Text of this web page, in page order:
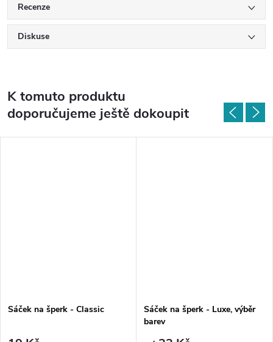
Recenze
Diskuse
K tomuto produktu
doporučujeme ještě dokoupit
Sáček na šperk - Classic
Sáček na šperk - Luxe, výběr
barev